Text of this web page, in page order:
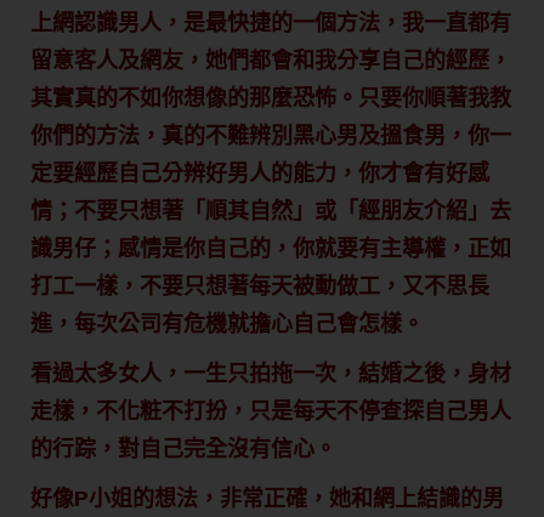
上網認識男人，是最快捷的一個方法，我一直都有
留意客人及網友，她們都會和我分享自己的經歷，
其實真的不如你想像的那麼恐怖。只要你順著我教
你們的方法，真的不難辨別黑心男及搵食男，你一
定要經歷自己分辨好男人的能力，你才會有好感
情；不要只想著「順其自然」或「經朋友介紹」去
識男仔；感情是你自己的，你就要有主導權，正如
打工一樣，不要只想著每天被動做工，又不思長
進，每次公司有危機就擔心自己會怎樣。
看過太多女人，一生只拍拖一次，結婚之後，身材
走樣，不化粧不打扮，只是每天不停查探自己男人
的行踪，對自己完全沒有信心。
好像P小姐的想法，非常正確，她和網上結識的男